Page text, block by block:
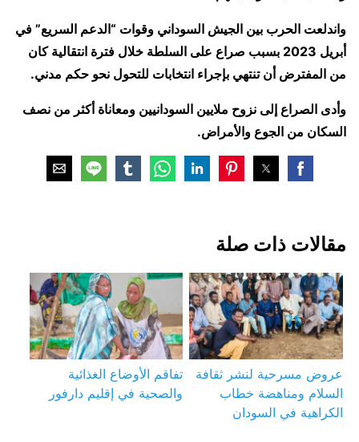
واندلعت الحرب بين الجيش السوداني وقوات “الدعم السريع” في
أبريل 2023 بسبب صراع على السلطة خلال فترة انتقالية كان
من المفترض أن تنتهي بإجراء انتخابات للتحول نحو حكم مدني.
وأدى الصراع إلى نزوح ملايين السودانيين ومعاناة أكثر من نصف
السكان من الجوع والأمراض.
مقالات ذات صلة
عروض مسرحية لنشر ثقافة
السلام ومناهضة خطاب
الكراهية في السودان
تفاقم الأوضاع الغذائية
والصحية في إقليم دارفور